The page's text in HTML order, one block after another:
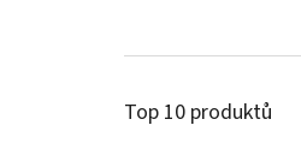
Top 10 produktů